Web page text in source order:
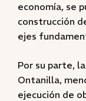
economía, se
construcción
ejes
Por su parte,
Ontanilla,
ejecución de